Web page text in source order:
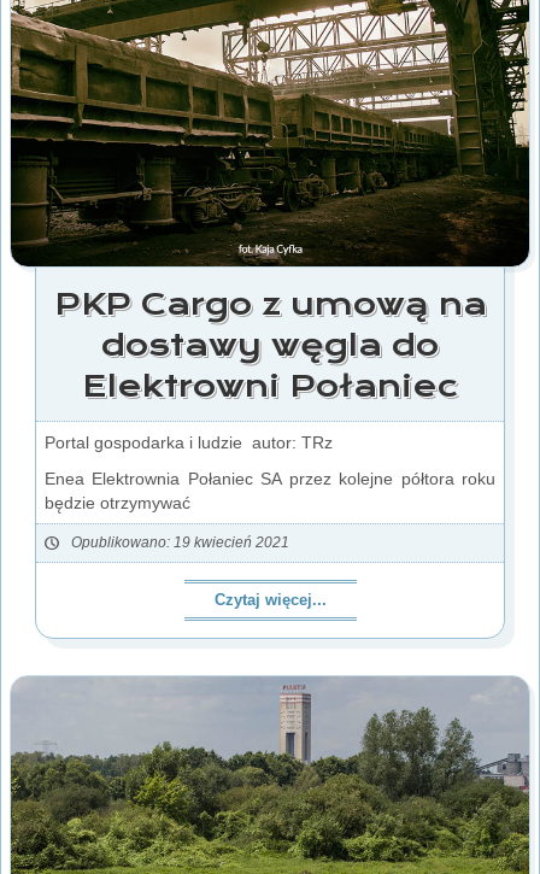
PKP Cargo z umową na
dostawy węgla do
Elektrowni Połaniec
Portal gospodarka i ludzie autor: TRz
Enea Elektrownia Połaniec SA przez kolejne półtora roku
będzie otrzymywać
Opublikowano: 19 kwiecień 2021
Czytaj więcej...